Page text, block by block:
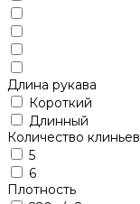
Длина рукава
Короткий
Длинный
Количество клиньев
5
6
Плотность